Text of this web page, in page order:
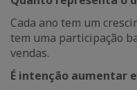
Cada ano tem um
tem uma participação
vendas.
É intenção aumentar